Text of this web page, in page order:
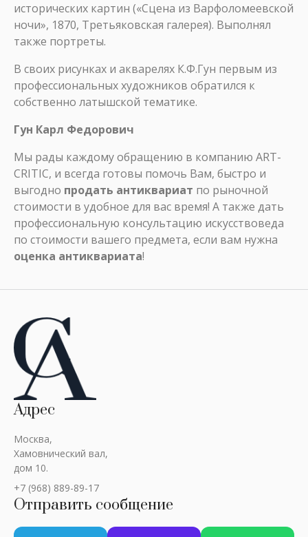
исторических картин («Сцена из Варфоломеевской
ночи», 1870, Третьяковская галерея). Выполнял
также портреты.
В своих рисунках и акварелях К.Ф.Гун первым из
профессиональных художников обратился к
собственно латышской тематике.
Гун Карл Федорович
Мы рады каждому обращению в компанию ART-
CRITIC, и всегда готовы помочь Вам, быстро и
выгодно продать антиквариат по рыночной
стоимости в удобное для вас время! А также дать
профессиональную консультацию искусствоведа
по стоимости вашего предмета, если вам нужна
оценка антиквариата!
Адрес
Москва,
Хамовнический вал,
дом 10.
+7 (968) 889-89-17
Отправить сообщение